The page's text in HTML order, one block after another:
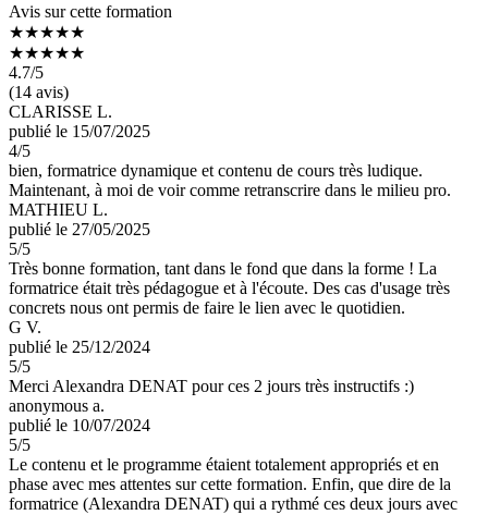
Avis sur cette formation
★★★★★
★★★★★
4.7/5
(14 avis)
CLARISSE L.
publié le 15/07/2025
4/5
bien, formatrice dynamique et contenu de cours très ludique.
Maintenant, à moi de voir comme retranscrire dans le milieu pro.
MATHIEU L.
publié le 27/05/2025
5/5
Très bonne formation, tant dans le fond que dans la forme ! La
formatrice était très pédagogue et à l'écoute. Des cas d'usage très
concrets nous ont permis de faire le lien avec le quotidien.
G V.
publié le 25/12/2024
5/5
Merci Alexandra DENAT pour ces 2 jours très instructifs :)
anonymous a.
publié le 10/07/2024
5/5
Le contenu et le programme étaient totalement appropriés et en
phase avec mes attentes sur cette formation. Enfin, que dire de la
formatrice (Alexandra DENAT) qui a rythmé ces deux jours avec